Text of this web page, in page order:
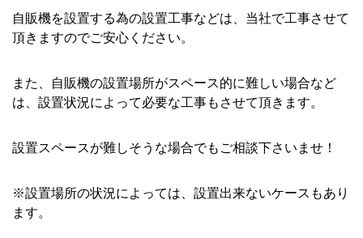
bo
ok
en
a
ed
In
自販機を設置する為の設置工事などは、当社で工事させて
頂きますのでご安心ください。
また、自販機の設置場所がスペース的に難しい場合など
は、設置状況によって必要な工事もさせて頂きます。
設置スペースが難しそうな場合でもご相談下さいませ！
※設置場所の状況によっては、設置出来ないケースもあり
ます。